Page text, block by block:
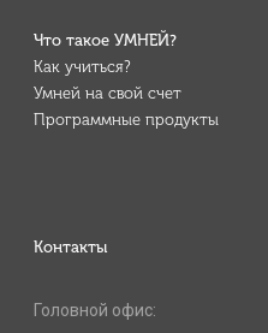
Что такое УМНЕЙ?
Как учиться?
Умней на свой счет
Программные продукты
Контакты
Головной офис: